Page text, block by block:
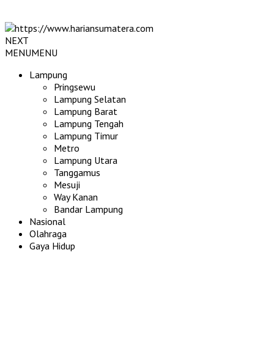
NEXT
MENUMENU
Lampung
Pringsewu
Lampung Selatan
Lampung Barat
Lampung Tengah
Lampung Timur
Metro
Lampung Utara
Tanggamus
Mesuji
Way Kanan
Bandar Lampung
Nasional
Olahraga
Gaya Hidup